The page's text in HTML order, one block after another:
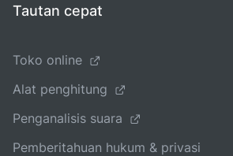
Tautan cepat
Toko online
Alat penghitung
Penganalisis suara
Pemberitahuan hukum & privasi